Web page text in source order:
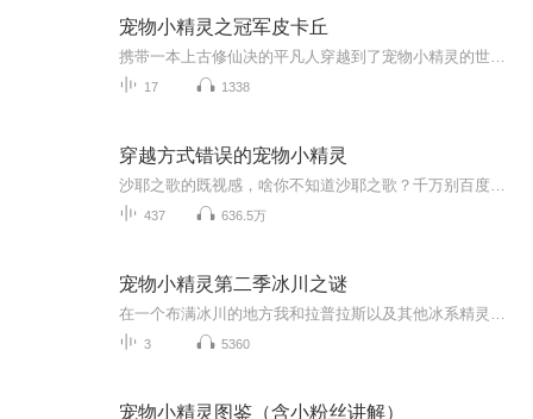
宠物小精灵之冠军皮卡丘
17 1338
穿越方式错误的宠物小精灵
437 636.5万
宠物小精灵第二季冰川之谜
3 5360
宠物小精灵图鉴（含小粉丝讲解）